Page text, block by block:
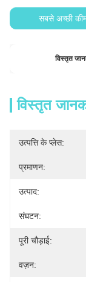
सबसे अच्छी
विस्तृत
विस्तृत
उत्पत्ति के प्लेस:
प्रमाणन:
उत्पाद:
संघटन:
पूरी चौड़ाई:
वज़न: